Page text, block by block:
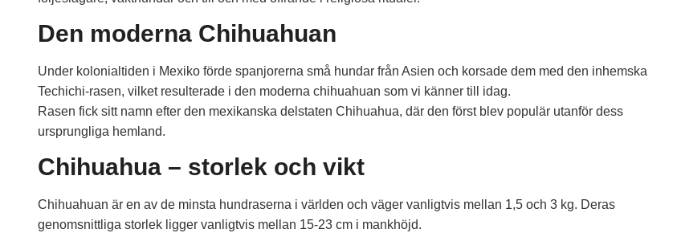
Den moderna Chihuahuan
Under kolonialtiden i Mexiko förde spanjorerna små hundar från Asien och korsade dem med den inhemska
Techichi-rasen, vilket resulterade i den moderna chihuahuan som vi känner till idag.
Rasen fick sitt namn efter den mexikanska delstaten Chihuahua, där den först blev populär utanför dess
ursprungliga hemland.
Chihuahua – storlek och vikt
Chihuahuan är en av de minsta hundraserna i världen och väger vanligtvis mellan 1,5 och 3 kg. Deras
genomsnittliga storlek ligger vanligtvis mellan 15-23 cm i mankhöjd.